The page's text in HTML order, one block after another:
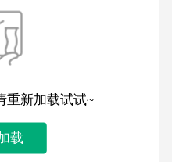
重新加载试试~
载